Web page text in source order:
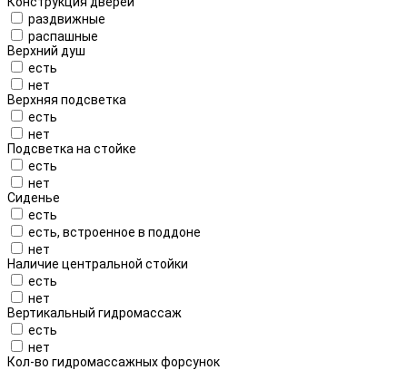
раздвижные
распашные
Верхний душ
есть
нет
Верхняя подсветка
есть
нет
Подсветка на стойке
есть
нет
Сиденье
есть
есть, встроенное в поддоне
нет
Наличие центральной стойки
есть
нет
Вертикальный гидромассаж
есть
нет
Кол-во гидромассажных форсунок